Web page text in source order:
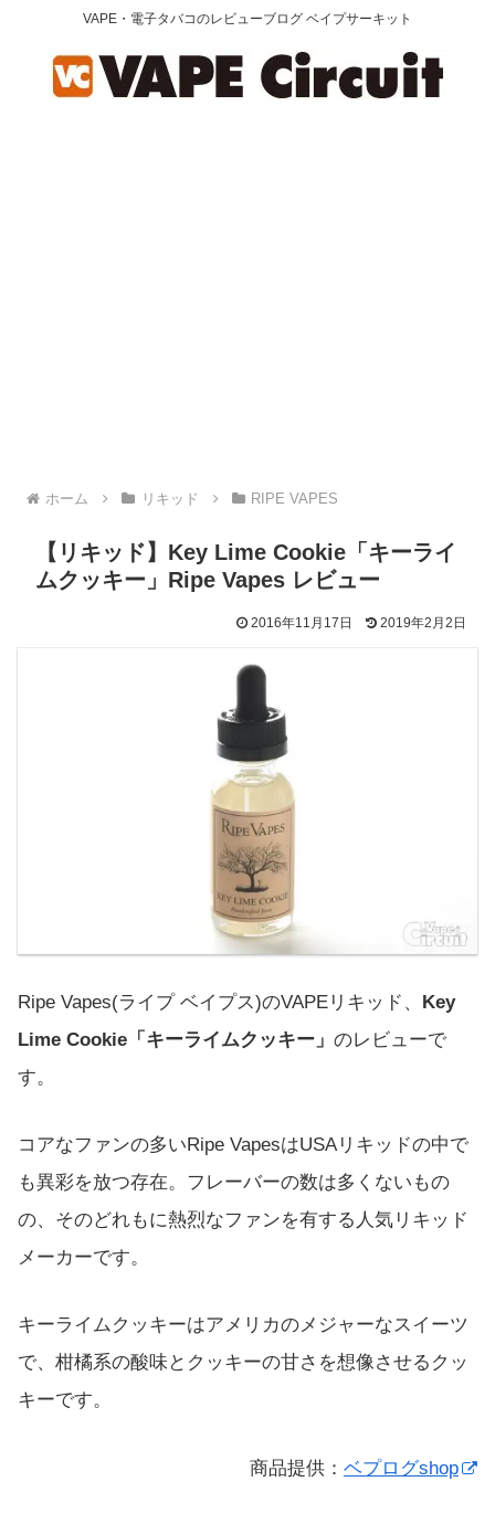
VAPE・電子タバコのレビューブログ ベイプサーキット
ホーム リキッド RIPE VAPES
【リキッド】Key Lime Cookie「キーライ
ムクッキー」Ripe Vapes レビュー
2016年11月17日 2019年2月2日
Ripe Vapes(ライプ ベイプス)のVAPEリキッド、 Key
Lime Cookie「キーライムクッキー」 のレビューで
す。
コアなファンの多いRipe VapesはUSAリキッドの中で
も異彩を放つ存在。フレーバーの数は多くないもの
の、そのどれもに熱烈なファンを有する人気リキッド
メーカーです。
キーライムクッキーはアメリカのメジャーなスイーツ
で、柑橘系の酸味とクッキーの甘さを想像させるクッ
キーです。
商品提供： ベプログshop